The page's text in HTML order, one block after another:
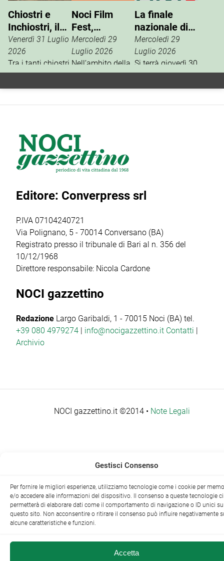
Chiostri e
Inchiostri, il
successo
della Gnostra
Kids
Venerdì 31 Luglio
2026
Tra i tanti chiostri,
palazzi e piazze
coinvolte
Gnostra Kids
merita un plauso
particolare perché
palcoscenico di
ha coinvolto
Noci Film
Fest,
masterclass
con
Mariangela
Mercoledì 29
Luglio 2026
Nell’ambito della
13ª edizione del
Noci Film Fest,
manifestazione,
presenta la
masterclass
“Catturare il reale
il corto
condotta dalla
regista,
sceneggiatrice […]
La finale
nazionale di
“Nasce un
Talento”
Mercoledì 29
Luglio 2026
Si terrà giovedì 30
luglio, in via M.
Luigi Gallo, la
Editore: Converpress srl
P.IVA 07104240721
Via Polignano, 5 - 70014 Conversano (BA)
Registrato presso il tribunale di Bari al n. 356 del
10/12/1968
Direttore responsabile: Nicola Cardone
NOCI gazzettino
Redazione Largo Garibaldi, 1 - 70015 Noci (BA) tel.
+39 080 4979274 | info@nocigazzettino.it Contatti |
Archivio
NOCI gazzettino.it ©2014 • Note Legali
Gestisci Consenso
Per fornire le migliori esperienze, utilizziamo tecnologie come i cookie per
e/o accedere alle informazioni del dispositivo. Il consenso a queste tecnologie ci
permetterà di elaborare dati come il comportamento di navigazione o ID unici su
questo sito. Non acconsentire o ritirare il consenso può influire negativamente
alcune caratteristiche e funzioni.
Accetta